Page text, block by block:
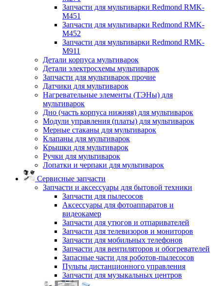
Запчасти для мультиварки Redmond RMK-
M451
Запчасти для мультиварки Redmond RMK-
M452
Запчасти для мультиварки Redmond RMK-
M911
Детали корпуса мультиварок
Детали электросхемы мультиварок
Запчасти для мультиварок прочие
Датчики для мультиварок
Нагревательные элементы (ТЭНы) для
мультиварок
Дно (часть корпуса нижняя) для мультиварок
Модули управления (платы) для мультиварок
Мерные стаканы для мультиварок
Клапаны для мультиварок
Крышки для мультиварок
Ручки для мультиварок
Лопатки и черпаки для мультиварок
Сервисные запчасти
Запчасти и аксессуары для бытовой техники
Запчасти для пылесосов
Аксессуары для фотоаппаратов и
видеокамер
Запчасти для утюгов и отпаривателей
Запчасти для телевизоров и мониторов
Запчасти для мобильных телефонов
Запчасти для вентиляторов и обогревателей
Запасные части для роботов-пылесосов
Пульты дистанционного управления
Запчасти для музыкальных центров